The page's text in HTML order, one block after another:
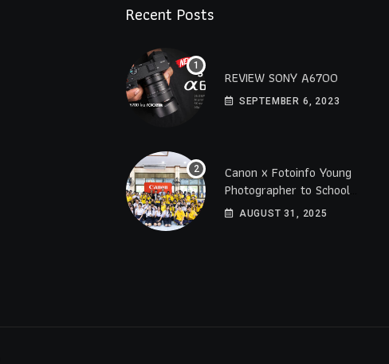
Recent Posts
REVIEW SONY A6700
SEPTEMBER 6, 2023
Canon x Fotoinfo​ Young​
Photographer to School
2025 โรงเรียนราชดำริ
AUGUST 31, 2025